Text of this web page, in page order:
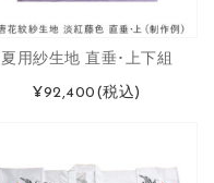
夏用紗生地 直垂･上下組
¥92,400 (税込)